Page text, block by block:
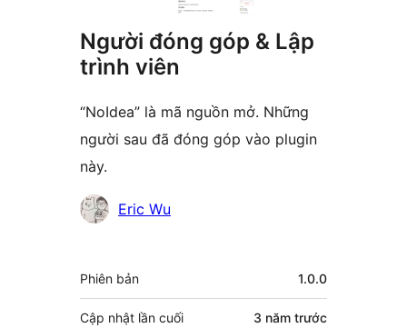
Người đóng góp & Lập
trình viên
“NoIdea” là mã nguồn mở. Những
người sau đã đóng góp vào plugin
này.
Những
góp
Eric Wu
Meta
Phiên bản 1.0.0
Cập nhật lần cuối 3 năm trước